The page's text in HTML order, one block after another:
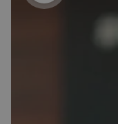
dr Anna Budzińska,